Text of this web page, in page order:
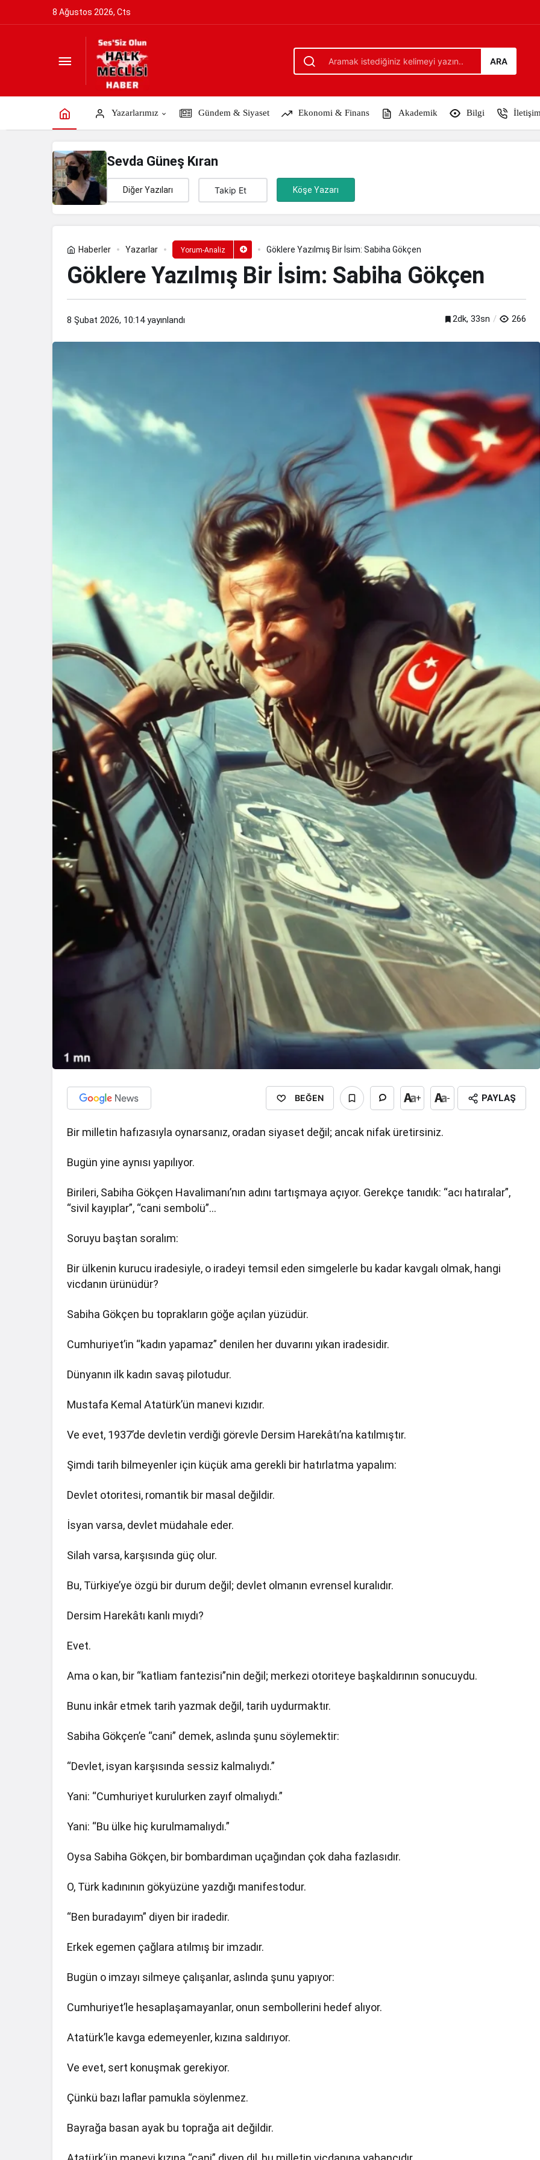
8 Ağustos 2026, Cts
ARA
Yazarlarımız Gündem & Siyaset Ekonomi & Finans Akademik Bilgi İletişim
Sevda Güneş Kıran
Diğer Yazıları Takip Et Köşe Yazarı
Haberler Yazarlar Yorum-Analiz Göklere Yazılmış Bir İsim: Sabiha Gökçen
Göklere Yazılmış Bir İsim: Sabiha Gökçen
8 Şubat 2026, 10:14yayınlandı 2dk, 33sn 266
BEĞEN + - PAYLAŞ
Bir milletin hafızasıyla oynarsanız, oradan siyaset değil; ancak nifak üretirsiniz.
Bugün yine aynısı yapılıyor.
Birileri, Sabiha Gökçen Havalimanı’nın adını tartışmaya açıyor. Gerekçe tanıdık: “acı hatıralar”,
“sivil kayıplar”, “cani sembolü”…
Soruyu baştan soralım:
Bir ülkenin kurucu iradesiyle, o iradeyi temsil eden simgelerle bu kadar kavgalı olmak, hangi
vicdanın ürünüdür?
Sabiha Gökçen bu toprakların göğe açılan yüzüdür.
Cumhuriyet’in “kadın yapamaz” denilen her duvarını yıkan iradesidir.
Dünyanın ilk kadın savaş pilotudur.
Mustafa Kemal Atatürk’ün manevi kızıdır.
Ve evet, 1937’de devletin verdiği görevle Dersim Harekâtı’na katılmıştır.
Şimdi tarih bilmeyenler için küçük ama gerekli bir hatırlatma yapalım:
Devlet otoritesi, romantik bir masal değildir.
İsyan varsa, devlet müdahale eder.
Silah varsa, karşısında güç olur.
Bu, Türkiye’ye özgü bir durum değil; devlet olmanın evrensel kuralıdır.
Dersim Harekâtı kanlı mıydı?
Evet.
Ama o kan, bir “katliam fantezisi”nin değil; merkezi otoriteye başkaldırının sonucuydu.
Bunu inkâr etmek tarih yazmak değil, tarih uydurmaktır.
Sabiha Gökçen’e “cani” demek, aslında şunu söylemektir:
“Devlet, isyan karşısında sessiz kalmalıydı.”
Yani: “Cumhuriyet kurulurken zayıf olmalıydı.”
Yani: “Bu ülke hiç kurulmamalıydı.”
Oysa Sabiha Gökçen, bir bombardıman uçağından çok daha fazlasıdır.
O, Türk kadınının gökyüzüne yazdığı manifestodur.
“Ben buradayım” diyen bir iradedir.
Erkek egemen çağlara atılmış bir imzadır.
Bugün o imzayı silmeye çalışanlar, aslında şunu yapıyor:
Cumhuriyet’le hesaplaşamayanlar, onun sembollerini hedef alıyor.
Atatürk’le kavga edemeyenler, kızına saldırıyor.
Ve evet, sert konuşmak gerekiyor.
Çünkü bazı laflar pamukla söylenmez.
Bayrağa basan ayak bu toprağa ait değildir.
Göklere Yazılmış Bir İsim: Sabiha Gökçen